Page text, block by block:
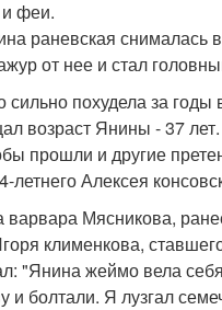
феи.
раневская снималась
от нее и стал
похудела за годы
возраст Янины - 37
прошли и другие
летнего Алексея
Мясникова,
клименкова,
"Янина жеймо вела
и болтали. Я лузгал